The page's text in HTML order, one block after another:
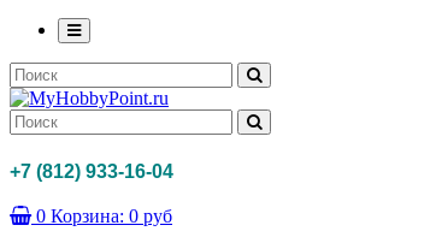
+7 (812) 933-16-04
0 Корзина: 0 руб